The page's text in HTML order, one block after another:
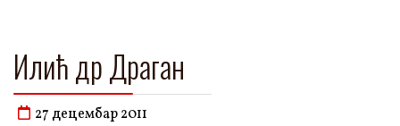
Илић др Драган
27 децембар 2011